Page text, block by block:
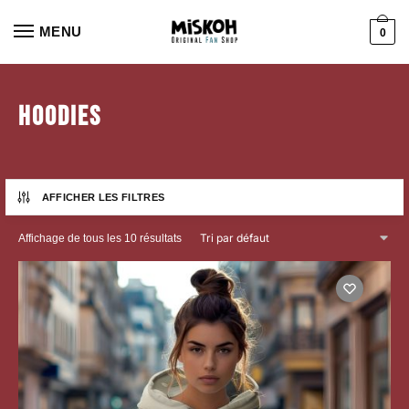
MENU 0
Hoodies
AFFICHER LES FILTRES
Affichage de tous les 10 résultats